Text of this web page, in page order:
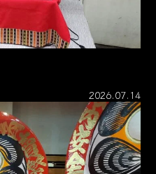
2026.07.14